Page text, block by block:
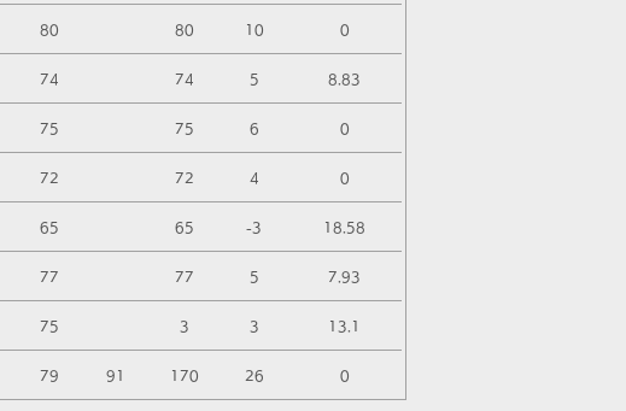
80 80 10 0
74 74 5 8.83
75 75 6 0
72 72 4 0
65 65 -3 18.58
77 77 5 7.93
75 3 3 13.1
79 91 170 26 0